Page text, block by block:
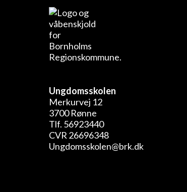
Ungdomsskolen
Merkurvej 12
3700 Rønne
Tlf. 56923440
CVR 26696348
Ungdomsskolen@brk.dk